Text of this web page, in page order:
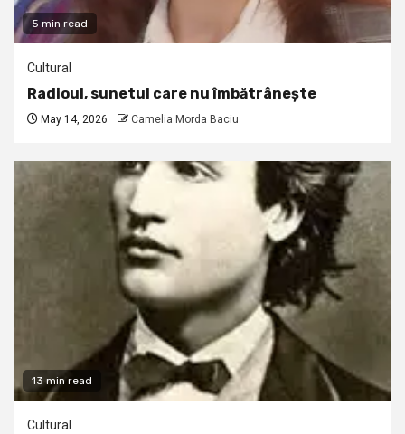
5 min read
Cultural
Radioul, sunetul care nu îmbătrânește
May 14, 2026 Camelia Morda Baciu
13 min read
Cultural